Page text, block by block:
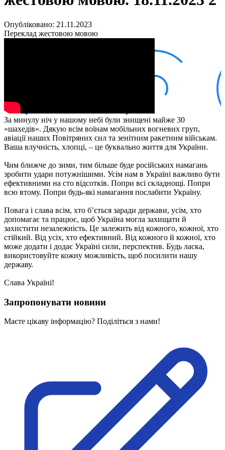
Кадрові зміни
Про глухих
Постаті в УТОГ
Все про УТОГ: ваші права, послуги та підтримка:
Корисні інформаційні матеріали від Т. Ломакіної
Про УТОГ
Керівництво УТОГ
Громадські ради УТОГ ⩺
Всеукраїнська Рада голів обласних
організацій УТОГ
Всеукраїнська Рада ветеранів УТОГ
Всеукраїнська Рада перекладачів жестової
мови УТОГ
Всеукраїнська Рада директорів УТОГ
Всеукраїнська молодіжна Рада УТОГ
Молодіжні лідери УТОГ
Ветерани УТОГ
Мережа УТОГ
Підприємства УТОГ
Звіти
Контакти
Навчальні програми
Дошкільна освіта
Правознавство
Я досліджую світ
Реєстр перекладачів жестової мови Українського
товариства глухих
Підготовка перекладачів
"Сервіс УТОГ"
Опубліковано: 21.11.2023
Переклад жестовою мовою
За минулу ніч у нашому небі були знищені майже 30
«шахедів». Дякую всім воїнам мобільних вогневих груп,
авіації наших Повітряних сил та зенітним ракетним військам.
Ваша влучність, хлопці, – це буквально життя для України.
Чим ближче до зими, тим більше буде російських намагань
зробити удари потужнішими. Усім нам в Україні важливо бути
ефективними на сто відсотків. Попри всі складнощі. Попри
всю втому. Попри будь-які намагання послабити Україну.
Повага і слава всім, хто бʼється заради держави, усім, хто
допомагає та працює, щоб Україна могла захищати й
захистити незалежність. Це залежить від кожного, кожної, хто
стійкий. Від усіх, хто ефективний. Від кожного й кожної, хто
може додати і додає Україні сили, перспектив. Будь ласка,
використовуйте кожну можливість, щоб посилити нашу
державу.
Слава Україні!
Запропонувати новини
Маєте цікаву інформацію? Поділіться з нами!